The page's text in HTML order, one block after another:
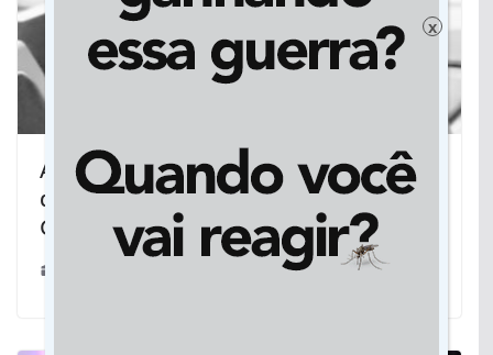
Aulas de graça para crianças, numa
das melhores escolas de dança Mato
Grosso
x